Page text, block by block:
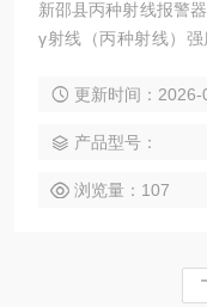
新邵县丙种射线报警
γ射线（丙种射线）强
过预设阈值时，立即
海关口岸、科研实验
人员辐射安全的重要技
更新时间：2026-
产品型号：
浏览量：107